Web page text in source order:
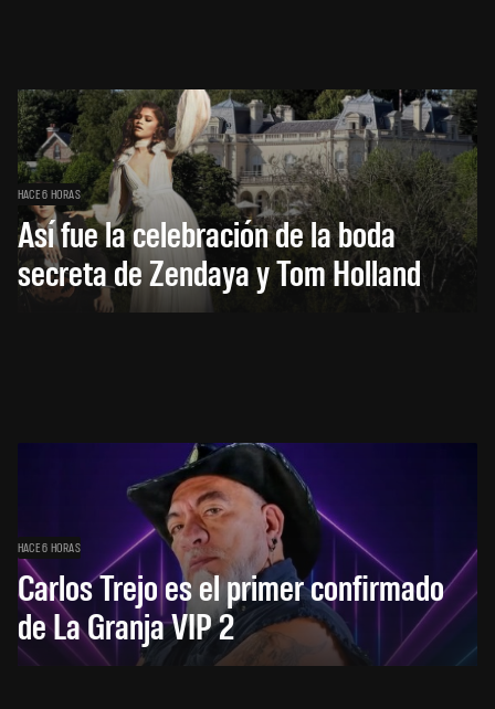
HACE 6 HORAS
Así fue la celebración de la boda
secreta de Zendaya y Tom Holland
HACE 6 HORAS
Carlos Trejo es el primer confirmado
de La Granja VIP 2